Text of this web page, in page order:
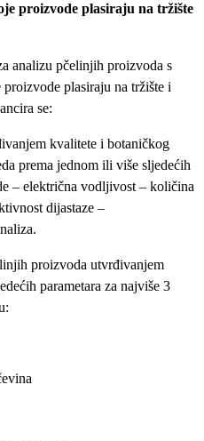
proizvode plasiraju na tržište
analizu pčelinjih proizvoda s
plasiraju na tržište i
se:
kvalitete i botaničkog
prema jednom ili više sljedećih
– električna vodljivost – količina
dijastaze –
proizvoda utvrđivanjem
parametara za najviše 3